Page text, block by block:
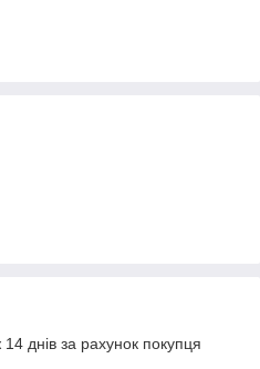
днів за рахунок покупця